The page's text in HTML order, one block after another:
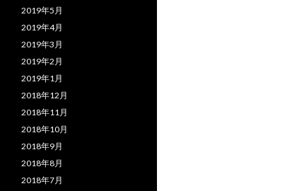
2019年5月
2019年4月
2019年3月
2019年2月
2019年1月
2018年12月
2018年11月
2018年10月
2018年9月
2018年8月
2018年7月